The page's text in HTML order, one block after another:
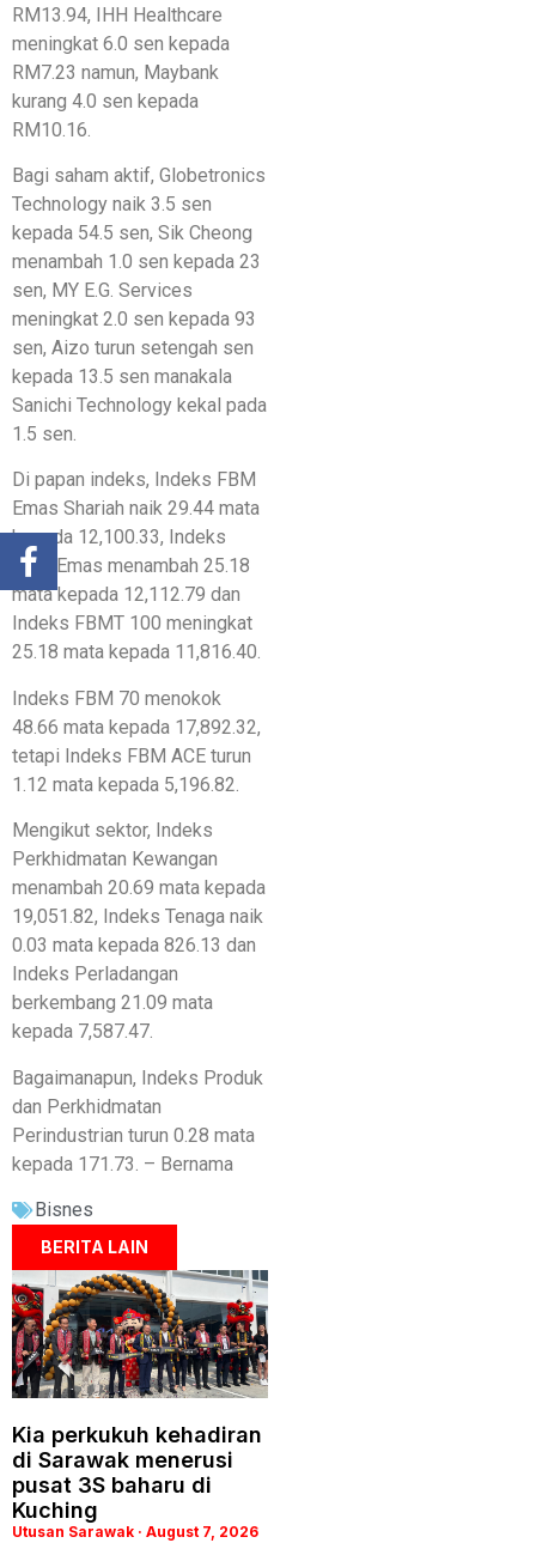
RM13.94, IHH Healthcare
meningkat 6.0 sen kepada
RM7.23 namun, Maybank
kurang 4.0 sen kepada
RM10.16.
Bagi saham aktif, Globetronics
Technology naik 3.5 sen
kepada 54.5 sen, Sik Cheong
menambah 1.0 sen kepada 23
sen, MY E.G. Services
meningkat 2.0 sen kepada 93
sen, Aizo turun setengah sen
kepada 13.5 sen manakala
Sanichi Technology kekal pada
1.5 sen.
Di papan indeks, Indeks FBM
Emas Shariah naik 29.44 mata
kepada 12,100.33, Indeks
FBM Emas menambah 25.18
mata kepada 12,112.79 dan
Indeks FBMT 100 meningkat
25.18 mata kepada 11,816.40.
Indeks FBM 70 menokok
48.66 mata kepada 17,892.32,
tetapi Indeks FBM ACE turun
1.12 mata kepada 5,196.82.
Mengikut sektor, Indeks
Perkhidmatan Kewangan
menambah 20.69 mata kepada
19,051.82, Indeks Tenaga naik
0.03 mata kepada 826.13 dan
Indeks Perladangan
berkembang 21.09 mata
kepada 7,587.47.
Bagaimanapun, Indeks Produk
dan Perkhidmatan
Perindustrian turun 0.28 mata
kepada 171.73. – Bernama
Bisnes
BERITA LAIN
Kia perkukuh kehadiran
di Sarawak menerusi
pusat 3S baharu di
Kuching
Utusan Sarawak August 7, 2026